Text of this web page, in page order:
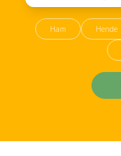
Ham Hende